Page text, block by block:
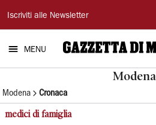
Gazzetta
di
Modena
Iscriviti alle Newsletter
MENU
Modena
Modena Cronaca
medici di famiglia